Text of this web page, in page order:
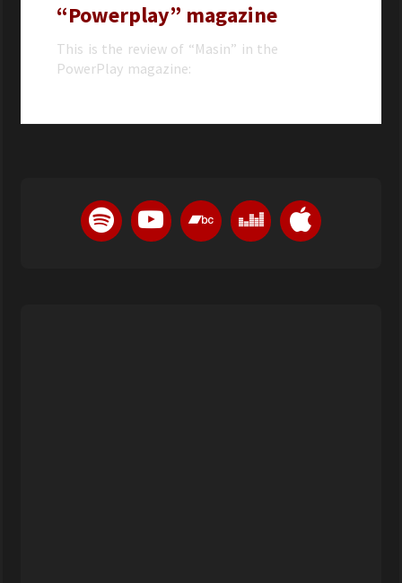
“Powerplay” magazine
This is the review of “Masin” in the
PowerPlay magazine: